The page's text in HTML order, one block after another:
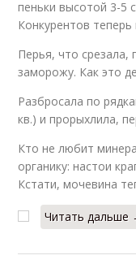
пеньки высотой 3-5
Конкурентов теперь
Перья, что
заморожу. Как это
Разбросала по
кв.) и прорыхлила,
Кто не любит
органику: настои
Кстати, мочевина
Читать дальше